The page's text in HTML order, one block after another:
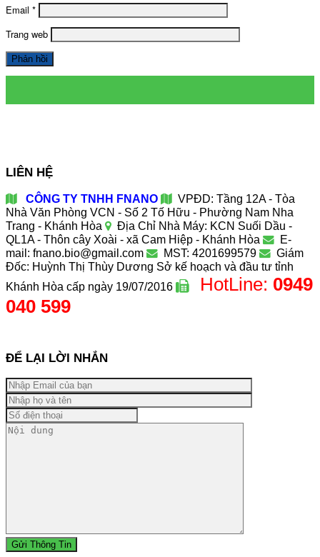
Email *
Trang web
LIÊN HỆ
CÔNG TY TNHH FNANO
VPĐD: Tầng 12A - Tòa
Nhà Văn Phòng VCN - Số 2 Tố Hữu - Phường Nam Nha
Trang - Khánh Hòa
Địa Chỉ Nhà Máy: KCN Suối Dầu -
QL1A - Thôn cây Xoài - xã Cam Hiệp - Khánh Hòa
E-
mail: fnano.bio@gmail.com
MST: 4201699579
Giám
Đốc: Huỳnh Thị Thùy Dương Sở kế hoạch và đầu tư tỉnh
Khánh Hòa cấp ngày 19/07/2016
HotLine: 0949
040 599
ĐỂ LẠI LỜI NHẮN